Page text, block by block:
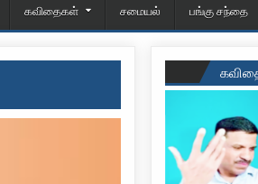
கவிதைகள் சமையல் பங்கு சந்தை